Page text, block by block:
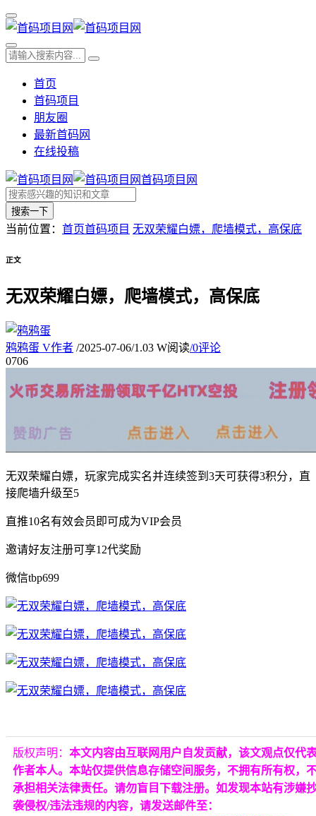
首页
首码项目
朋友圈
最新首码网
在线投稿
首码项目网
搜索一下
当前位置： 首页首码项目 无双荣耀白嫖，爬墙模式，高保底
正文
无双荣耀白嫖，爬墙模式，高保底
鸦鸦蛋 V作者 /2025-07-06/1.03 W阅读/0评论
0706
无双荣耀白嫖，玩家完成实名并连续签到3天可获得3积分，直
接爬墙升级至5
直推10名有效会员即可成为VIP会员
邀请好友注册可享12代奖励
微信tbp699
版权声明： 本文内容由互联网用户自发贡献，该文观点仅代
作者本人。本站仅提供信息存储空间服务，不拥有所有权，
承担相关法律责任。请勿盲目下载注册。如发现本站有涉嫌
袭侵权/违法违规的内容，请发送邮件至：